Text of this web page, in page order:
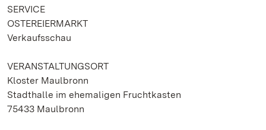
SERVICE
OSTEREIERMARKT
Verkaufsschau
VERANSTALTUNGSORT
Kloster Maulbronn
Stadthalle im ehemaligen Fruchtkasten
75433 Maulbronn